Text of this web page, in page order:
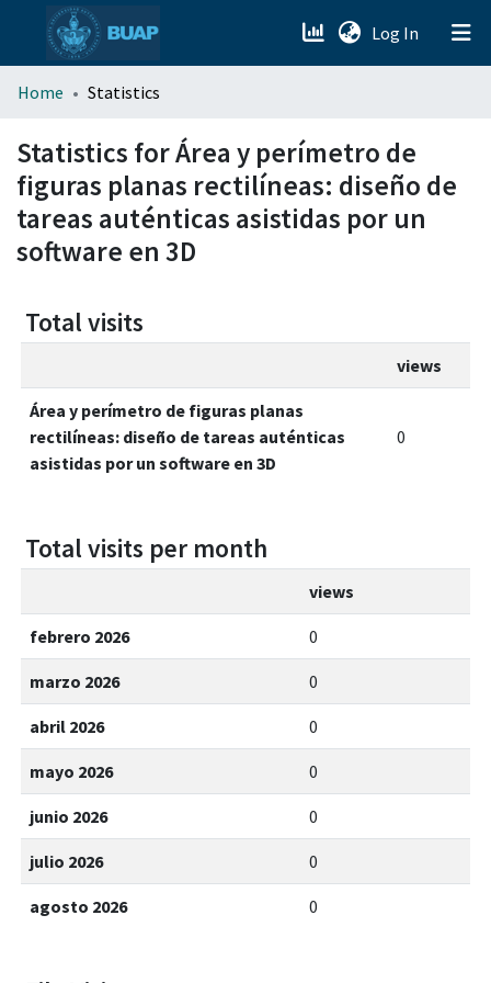
Log In (current)
menu.section.about_menu
All of DSpace
Home Statistics
Statistics for Área y perímetro de
figuras planas rectilíneas: diseño de
tareas auténticas asistidas por un
software en 3D
Total visits
views
Área y perímetro de figuras planas
rectilíneas: diseño de tareas auténticas
asistidas por un software en 3D
0
Total visits per month
views
febrero 2026 0
marzo 2026 0
abril 2026 0
mayo 2026 0
junio 2026 0
julio 2026 0
agosto 2026 0